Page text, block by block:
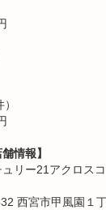
情報】
リー21アクロス
西宮市甲風園１